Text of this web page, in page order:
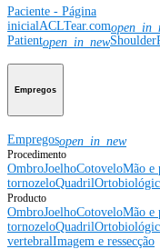
Paciente - Página
inicialACLTear.com
Patientopen_in_new
Empregos
Empregosopen_in_new
Procedimento
OmbroJoelhoCotoveloMão e
tornozeloQuadril
Producto
OmbroJoelhoCotoveloMão e
tornozeloQuadril
vertebralImagem e ressecção